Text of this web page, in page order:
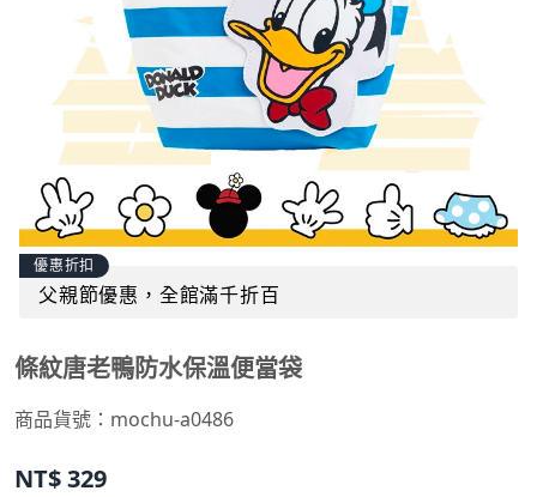
優惠折扣
父親節優惠，全館滿千折百
條紋唐老鴨防水保溫便當袋
商品貨號：mochu-a0486
NT$329